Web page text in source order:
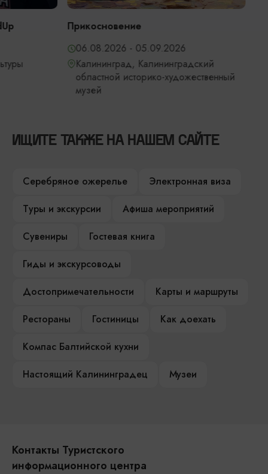
Прикосновение
06.08.2026 - 05.09.2026
Калининград, Калининградский
областной историко-художественный
ИЩИТЕ ТАКЖЕ НА НАШЕМ САЙТЕ
Серебряное ожерелье
Электронная виза
Туры и экскурсии
Афиша мероприятий
Сувениры
Гостевая книга
Гиды и экскурсоводы
Достопримечательности
Карты и маршруты
Рестораны
Гостиницы
Как доехать
Компас Балтийской кухни
Настоящий Калининградец
Музеи
Контакты Туристского
информационного центра